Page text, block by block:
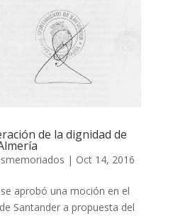
de la dignidad de
| Oct 14, 2016
aprobó una moción en el
Santander a propuesta del